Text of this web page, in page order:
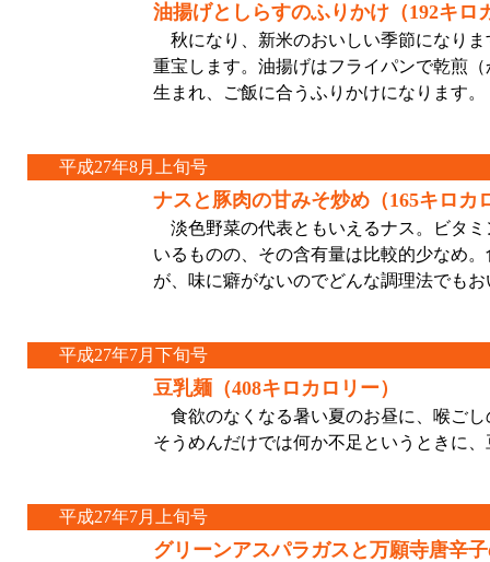
油揚げとしらすのふりかけ（192キロ
秋になり、新米のおいしい季節になり
重宝します。油揚げはフライパンで乾煎
生まれ、ご飯に合うふりかけになります。
平成27年8月上旬号
ナスと豚肉の甘みそ炒め（165キロカ
淡色野菜の代表ともいえるナス。ビタ
いるものの、その含有量は比較的少なめ
が、味に癖がないのでどんな調理法でも
平成27年7月下旬号
豆乳麺（408キロカロリー）
食欲のなくなる暑い夏のお昼に、喉ご
そうめんだけでは何か不足というときに
平成27年7月上旬号
グリーンアスパラガスと万願寺唐辛